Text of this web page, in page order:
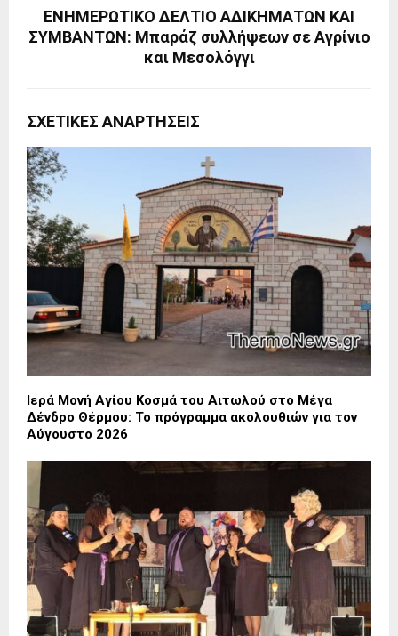
ΕΝΗΜΕΡΩΤΙΚΟ ΔΕΛΤΙΟ ΑΔΙΚΗΜΑΤΩΝ ΚΑΙ
ΣΥΜΒΑΝΤΩΝ: Μπαράζ συλλήψεων σε Αγρίνιο
και Μεσολόγγι
ΣΧΕΤΙΚΈΣ ΑΝΑΡΤΉΣΕΙΣ
Ιερά Μονή Αγίου Κοσμά του Αιτωλού στο Μέγα
Δένδρο Θέρμου: Το πρόγραμμα ακολουθιών για τον
Αύγουστο 2026